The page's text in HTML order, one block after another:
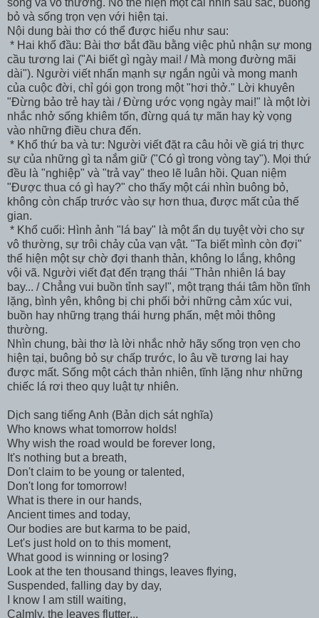
bỏ và sống trọn vẹn với hiện tại.
Nội dung bài thơ có thể được hiểu như sau:
* Hai khổ đầu: Bài thơ bắt đầu bằng việc phủ nhận sự mong
cầu tương lai ("Ai biết gì ngày mai! / Mà mong đường mãi
dài"). Người viết nhấn mạnh sự ngắn ngủi và mong manh
của cuộc đời, chỉ gói gọn trong một "hơi thở." Lời khuyên
"Đừng bảo trẻ hay tài / Đừng ước vọng ngày mai!" là một lời
nhắc nhở sống khiêm tốn, đừng quá tự mãn hay kỳ vọng
vào những điều chưa đến.
* Khổ thứ ba và tư: Người viết đặt ra câu hỏi về giá trị thực
sự của những gì ta nắm giữ ("Có gì trong vòng tay"). Mọi thứ
đều là "nghiệp" và "trả vay" theo lẽ luân hồi. Quan niệm
"Được thua có gì hay?" cho thấy một cái nhìn buông bỏ,
không còn chấp trước vào sự hơn thua, được mất của thế
gian.
* Khổ cuối: Hình ảnh "lá bay" là một ẩn dụ tuyệt vời cho sự
vô thường, sự trôi chảy của vạn vật. "Ta biết mình còn đợi"
thể hiện một sự chờ đợi thanh thản, không lo lắng, không
vội vã. Người viết đạt đến trạng thái "Thản nhiên lá bay
bay... / Chẳng vui buồn tỉnh say!", một trạng thái tâm hồn tĩnh
lặng, bình yên, không bị chi phối bởi những cảm xúc vui,
buồn hay những trạng thái hưng phấn, mệt mỏi thông
thường.
Nhìn chung, bài thơ là lời nhắc nhở hãy sống trọn vẹn cho
hiện tại, buông bỏ sự chấp trước, lo âu về tương lai hay
được mất. Sống một cách thản nhiên, tĩnh lặng như những
chiếc lá rơi theo quy luật tự nhiên.
Dịch sang tiếng Anh (Bản dịch sát nghĩa)
Who knows what tomorrow holds!
Why wish the road would be forever long,
It's nothing but a breath,
Don't claim to be young or talented,
Don't long for tomorrow!
What is there in our hands,
Ancient times and today,
Our bodies are but karma to be paid,
Let's just hold on to this moment,
What good is winning or losing?
Look at the ten thousand things, leaves flying,
Suspended, falling day by day,
I know I am still waiting,
Calmly, the leaves flutter...